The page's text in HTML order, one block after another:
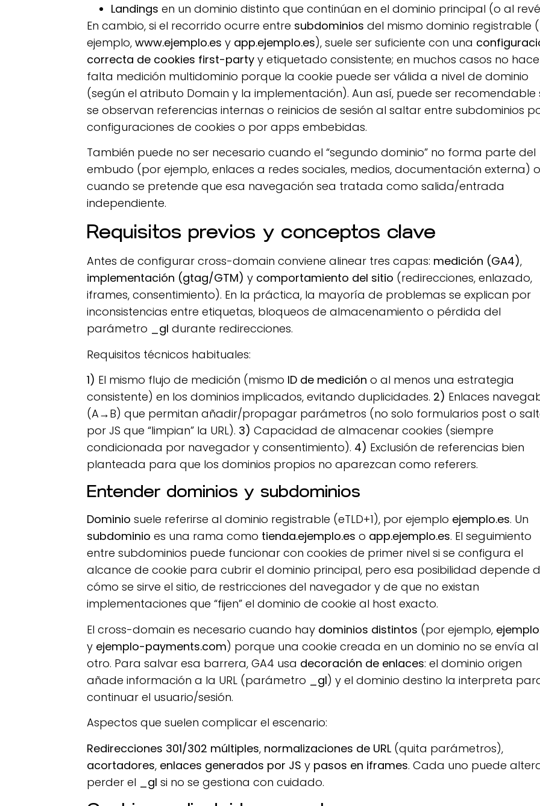
Landings en un dominio distinto que continúan en el dominio principal (o al
En cambio, si el recorrido ocurre entre subdominios del mismo dominio registrable
ejemplo,www.ejemplo.es y app.ejemplo.es), suele ser suficiente con una
correcta de cookies first-party y etiquetado consistente; en muchos casos no hace
falta medición multidominio porque la cookie puede ser válida a nivel de dominio
(según el atributo Domain y la implementación). Aun así, puede ser recomendable
se observan referencias internas o reinicios de sesión al saltar entre subdominios
configuraciones de cookies o por apps embebidas.
También puede no ser necesario cuando el “segundo dominio” no forma parte del
embudo (por ejemplo, enlaces a redes sociales, medios, documentación externa) o
cuando se pretende que esa navegación sea tratada como salida/entrada
independiente.
Requisitos previos y conceptos clave
Antes de configurar cross-domain conviene alinear tres capas: medición (GA4),
implementación (gtag/GTM) y comportamiento del sitio (redirecciones, enlazado,
iframes, consentimiento). En la práctica, la mayoría de problemas se explican por
inconsistencias entre etiquetas, bloqueos de almacenamiento o pérdida del
parámetro _gl durante redirecciones.
Requisitos técnicos habituales:
1) El mismo flujo de medición (mismo ID de medición o al menos una estrategia
consistente) en los dominios implicados, evitando duplicidades. 2) Enlaces
(A→B) que permitan añadir/propagar parámetros (no solo formularios post o
por JS que “limpian” la URL). 3) Capacidad de almacenar cookies (siempre
condicionada por navegador y consentimiento). 4) Exclusión de referencias bien
planteada para que los dominios propios no aparezcan como referers.
Entender dominios y subdominios
Dominio suele referirse al dominio registrable (eTLD+1), por ejemplo ejemplo.es. Un
subdominio es una rama como tienda.ejemplo.es o app.ejemplo.es. El seguimiento
entre subdominios puede funcionar con cookies de primer nivel si se configura el
alcance de cookie para cubrir el dominio principal, pero esa posibilidad depende
cómo se sirve el sitio, de restricciones del navegador y de que no existan
implementaciones que “fijen” el dominio de cookie al host exacto.
El cross-domain es necesario cuando hay dominios distintos (por ejemplo,
y ejemplo-payments.com) porque una cookie creada en un dominio no se envía al
otro. Para salvar esa barrera, GA4 usa decoración de enlaces: el dominio origen
añade información a la URL (parámetro
_gl) y el dominio destino la interpreta
continuar el usuario/sesión.
Aspectos que suelen complicar el escenario:
Redirecciones 301/302 múltiples, normalizaciones de URL (quita parámetros),
acortadores, enlaces generados por JS y pasos en iframes. Cada uno puede
perder el
_gl si no se gestiona con cuidado.